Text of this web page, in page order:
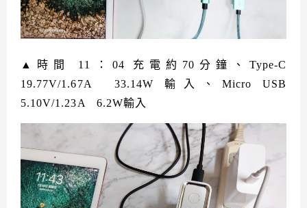
▲時間 11：04 充電約70分鐘、Type-C
19.77V/1.67A 33.14W 輸入、Micro USB
5.10V/1.23A 6.2W輸入